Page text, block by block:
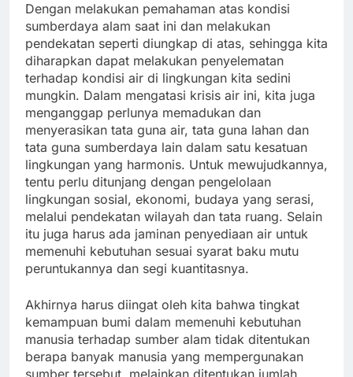
Dengan melakukan pemahaman atas kondisi
sumberdaya alam saat ini dan melakukan
pendekatan seperti diungkap di atas, sehingga kita
diharapkan dapat melakukan penyelematan
terhadap kondisi air di lingkungan kita sedini
mungkin. Dalam mengatasi krisis air ini, kita juga
menganggap perlunya memadukan dan
menyerasikan tata guna air, tata guna lahan dan
tata guna sumberdaya lain dalam satu kesatuan
lingkungan yang harmonis. Untuk mewujudkannya,
tentu perlu ditunjang dengan pengelolaan
lingkungan sosial, ekonomi, budaya yang serasi,
melalui pendekatan wilayah dan tata ruang. Selain
itu juga harus ada jaminan penyediaan air untuk
memenuhi kebutuhan sesuai syarat baku mutu
peruntukannya dan segi kuantitasnya.
Akhirnya harus diingat oleh kita bahwa tingkat
kemampuan bumi dalam memenuhi kebutuhan
manusia terhadap sumber alam tidak ditentukan
berapa banyak manusia yang mempergunakan